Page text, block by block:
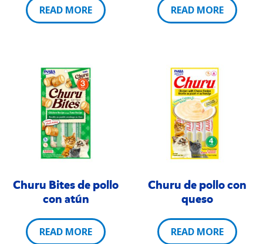
READ MORE READ MORE
Churu Bites de pollo
con atún
READ MORE
Churu de pollo con
queso
READ MORE